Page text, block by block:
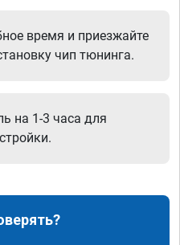
время и приезжайте
чип тюнинга.
на 1-3 часа для